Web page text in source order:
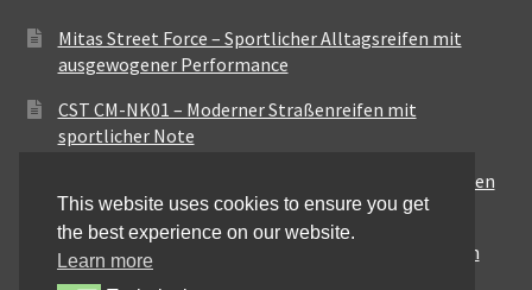
Mitas Street Force – Sportlicher Alltagsreifen mit
ausgewogener Performance
CST CM-NK01 – Moderner Straßenreifen mit
sportlicher Note
Maxxis MA-ST3 – Ausgewogener Sport-Touring-Reifen
für vielseitige Einsätze
Pirelli City Demon – Zuverlässigkeit für den urbanen
Alltag
This website uses cookies to ensure you get
the best experience on our website.
Learn more